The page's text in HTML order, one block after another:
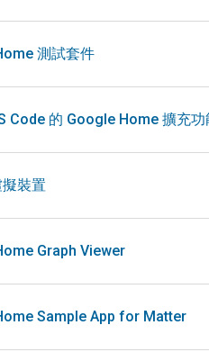
測試套件
Code 的 Google Home 擴充功
裝置
Graph Viewer
Sample App for Matter